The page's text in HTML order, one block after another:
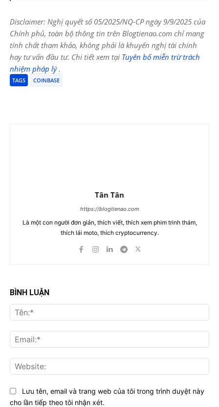
Disclaimer: Nghị quyết số 05/2025/NQ-CP ngày 9/9/2025 của
Chính phủ, toàn bộ thông tin trên Blogtienao.com chỉ mang
tính chất tham khảo, không phải là khuyến nghị tài chính
hay tư vấn đầu tư. Chi tiết xem tại Tuyên bố miễn trừ trách
nhiệm pháp lý.
TAGS COINBASE
Tân Tân
https://blogtienao.com
Là một con người đơn giản, thích viết, thích xem phim trinh thám,
thích lái moto, thích cryptocurrency.
BÌNH LUẬN
Lưu tên, email và trang web của tôi trong trình duyệt này
cho lần tiếp theo tôi nhận xét.